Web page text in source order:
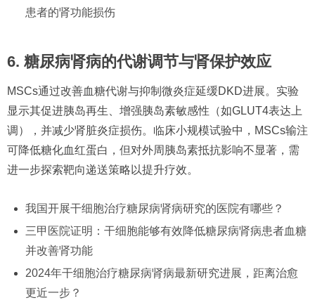
患者的肾功能损伤
6. 糖尿病肾病的代谢调节与肾保护效应
MSCs通过改善血糖代谢与抑制微炎症延缓DKD进展。实验
显示其促进胰岛再生、增强胰岛素敏感性（如GLUT4表达上
调），并减少肾脏炎症损伤。临床小规模试验中，MSCs输注
可降低糖化血红蛋白，但对外周胰岛素抵抗影响不显著，需
进一步探索靶向递送策略以提升疗效。
我国开展干细胞治疗糖尿病肾病研究的医院有哪些？
三甲医院证明：干细胞能够有效降低糖尿病肾病患者血糖
并改善肾功能
2024年干细胞治疗糖尿病肾病最新研究进展，距离治愈
更近一步？